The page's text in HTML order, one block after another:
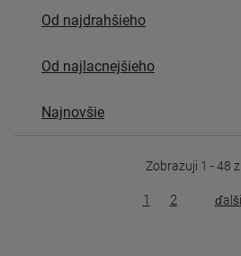
Od najdrahšieho
Od najlacnejšieho
Najnovšie
Zobrazuji 1 - 48
2
1